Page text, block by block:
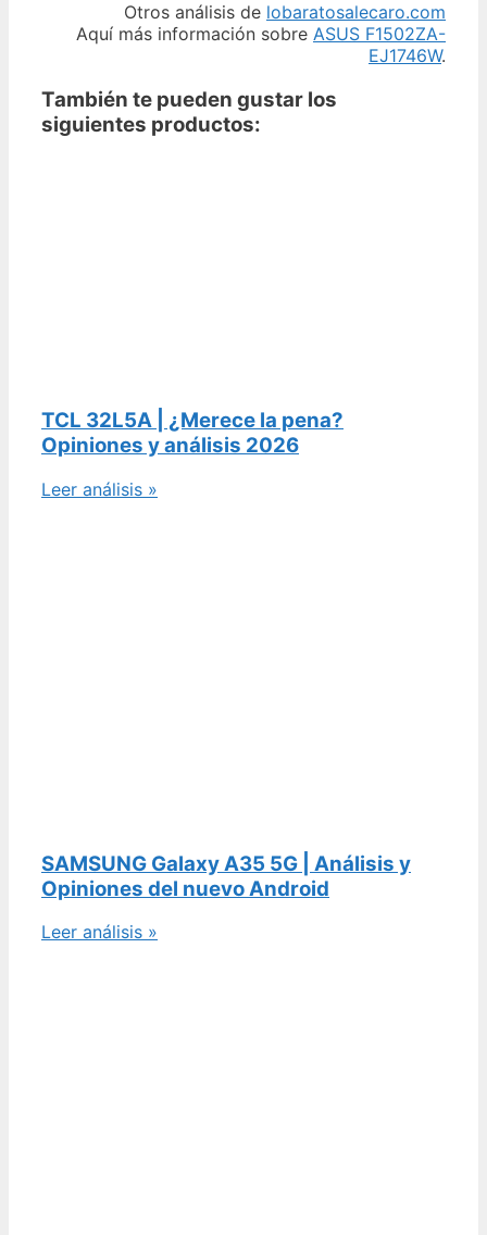
Otros análisis de lobaratosalecaro.com
Aquí más información sobre ASUS F1502ZA-
EJ1746W.
También te pueden gustar los
siguientes productos:
TCL 32L5A | ¿Merece la pena?
Opiniones y análisis 2026
Leer análisis »
SAMSUNG Galaxy A35 5G | Análisis y
Opiniones del nuevo Android
Leer análisis »